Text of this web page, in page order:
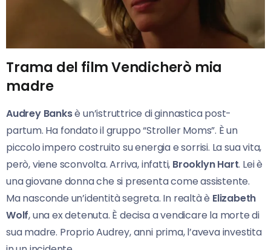
Trama del film Vendicherò mia
madre
Audrey Banksè un’istruttrice di ginnastica post-
partum. Ha fondato il gruppo “Stroller Moms”. È un
piccolo impero costruito su energia e sorrisi. La sua vita,
però, viene sconvolta. Arriva, infatti, Brooklyn Hart. Lei è
una giovane donna che si presenta come assistente.
Ma nasconde un’identità segreta. In realtà è Elizabeth
Wolf, una ex detenuta. È decisa a vendicare la morte di
sua madre. Proprio Audrey, anni prima, l’aveva investita